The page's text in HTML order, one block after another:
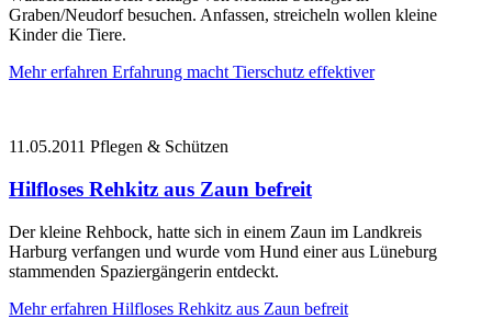
Graben/Neudorf besuchen. Anfassen, streicheln wollen kleine
Kinder die Tiere.
Mehr erfahren Erfahrung macht Tierschutz effektiver
11.05.2011 Pflegen & Schützen
Hilfloses Rehkitz aus Zaun befreit
Der kleine Rehbock, hatte sich in einem Zaun im Landkreis
Harburg verfangen und wurde vom Hund einer aus Lüneburg
stammenden Spaziergängerin entdeckt.
Mehr erfahren Hilfloses Rehkitz aus Zaun befreit